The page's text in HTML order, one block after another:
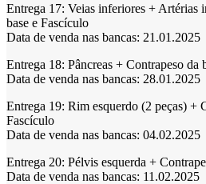
Entrega 17: Veias inferiores + Artérias
base e Fascículo
Data de venda nas bancas: 21.01.2025
Entrega 18: Pâncreas + Contrapeso da
Data de venda nas bancas: 28.01.2025
Entrega 19: Rim esquerdo (2 peças) +
Fascículo
Data de venda nas bancas: 04.02.2025
Entrega 20: Pélvis esquerda +
Data de venda nas bancas: 11.02.2025